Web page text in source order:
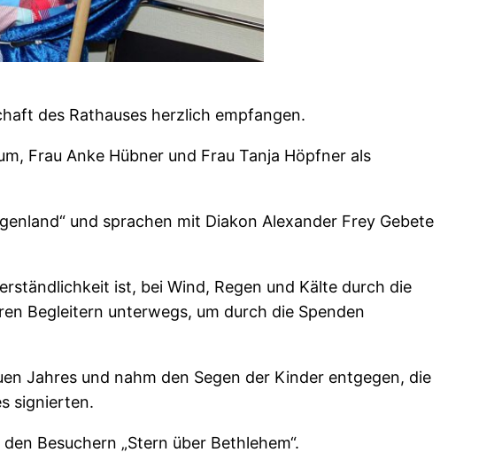
des Rathauses herzlich empfangen.
Frau Anke Hübner und Frau Tanja Höpfner als
und sprachen mit Diakon Alexander Frey Gebete
ist, bei Wind, Regen und Kälte durch die
Begleitern unterwegs, um durch die Spenden
Jahres und nahm den Segen der Kinder entgegen, die
signierten.
Besuchern „Stern über Bethlehem“.